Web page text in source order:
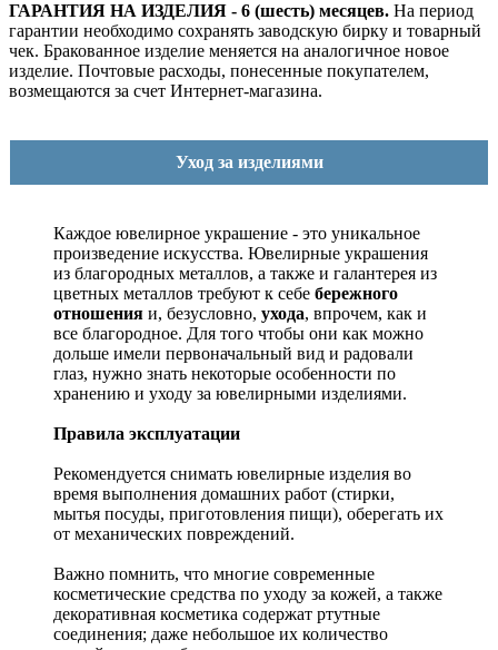
ГАРАНТИЯ НА ИЗДЕЛИЯ - 6 (шесть) месяцев. На период
гарантии необходимо сохранять заводскую бирку и товарный
чек. Бракованное изделие меняется на аналогичное новое
изделие. Почтовые расходы, понесенные покупателем,
возмещаются за счет Интернет-магазина.
Уход за изделиями
Каждое ювелирное украшение - это уникальное
произведение искусства. Ювелирные украшения
из благородных металлов, а также и галантерея из
цветных металлов требуют к себе бережного
отношения и, безусловно, ухода, впрочем, как и
все благородное. Для того чтобы они как можно
дольше имели первоначальный вид и радовали
глаз, нужно знать некоторые особенности по
хранению и уходу за ювелирными изделиями.
Правила эксплуатации
Рекомендуется снимать ювелирные изделия во
время выполнения домашних работ (стирки,
мытья посуды, приготовления пищи), оберегать их
от механических повреждений.
Важно помнить, что многие современные
косметические средства по уходу за кожей, а также
декоративная косметика содержат ртутные
соединения; даже небольшое их количество